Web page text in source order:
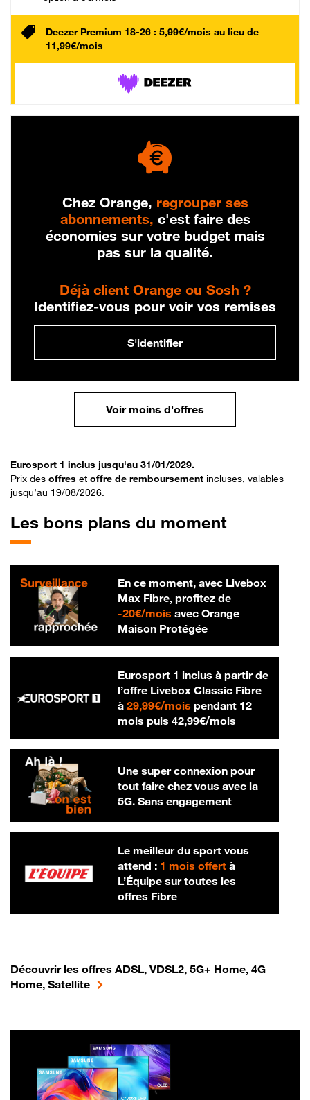
Deezer Premium 18-26 : 5,99€/mois au lieu de
11,99€/mois
Chez Orange, regrouper ses
abonnements, c'est faire des
économies sur votre budget mais
pas sur la qualité.
Déjà client Orange ou Sosh ?
Identifiez-vous pour voir vos remises
S'identifier
Voir moins d'offres
Eurosport 1 inclus jusqu'au 31/01/2029.
Prix des offres et offre de remboursement incluses, valables
jusqu’au 19/08/2026.
Les bons plans du moment
En ce moment, avec Livebox
Max Fibre, profitez de
-20€/mois20 € par mois
avec Orange
Maison Protégée
Eurosport 1 inclus à partir de
l’offre Livebox Classic Fibre
à 29,99€/mois29,99 € par mois
pendant 12
mois puis 42,99€/mois42,99 € par
Une super connexion pour
tout faire chez vous avec la
5G. Sans engagement
Le meilleur du sport vous
attend : 1 mois offertà
L’Équipe sur toutes les
offres Fibre
Découvrir les offres ADSL, VDSL2, 5G+ Home, 4G
Home, Satellite